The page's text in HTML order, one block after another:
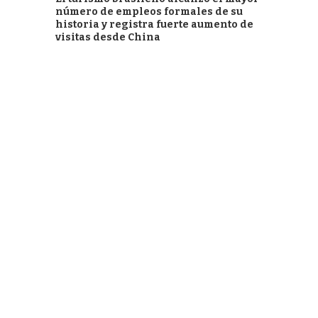
número de empleos formales de su
historia y registra fuerte aumento de
visitas desde China